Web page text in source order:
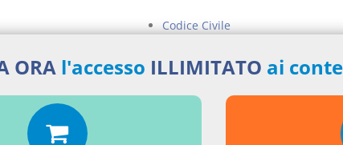
Codice Civile
Figli riconoscibili
ORA l'accesso ILLIMITATO ai